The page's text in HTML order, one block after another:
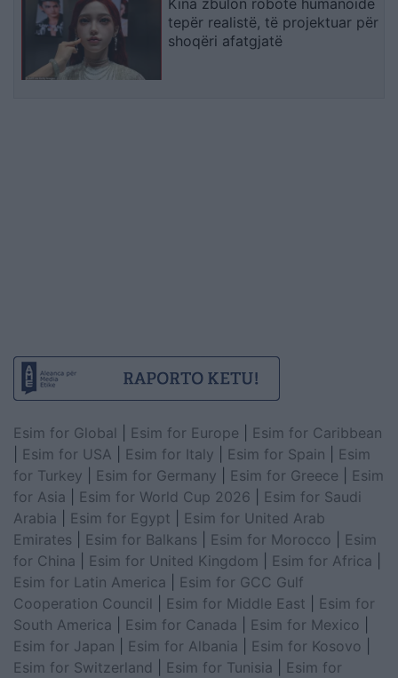
tepër realistë, të projektuar për
shoqëri afatgjatë
Esim for Global Esim for Europe
Esim for Caribbean
Esim for USA Esim for Italy Esim for Spain
Esim
for Turkey
Esim for Germany Esim for Greece
Esim
for Asia
Esim for World Cup 2026
Esim for Saudi
Arabia
Esim for Egypt
Esim for United Arab
Emirates
Esim for Balkans Esim for Morocco
Esim
for China
Esim for United Kingdom Esim for Africa
Esim for Latin America
Esim for GCC Gulf
Cooperation Council
Esim for Middle East
Esim for
South America
Esim for Canada Esim for Mexico
Esim for Japan
Esim for Albania Esim for Kosovo
Esim for Switzerland
Esim for Tunisia
Esim for